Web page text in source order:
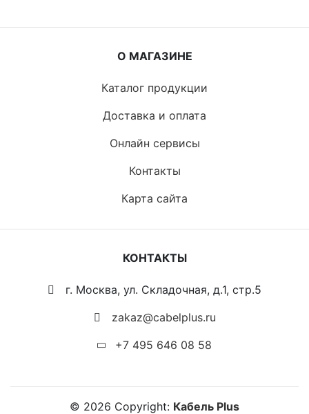
О МАГАЗИНЕ
Каталог продукции
Доставка и оплата
Онлайн сервисы
Контакты
Карта сайта
КОНТАКТЫ
г. Москва, ул. Складочная, д.1, стр.5
zakaz@cabelplus.ru
+7 495 646 08 58
© 2026 Copyright: Кабель Plus